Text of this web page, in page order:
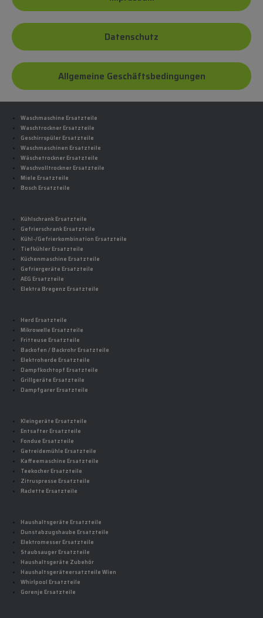
Datenschutz
Allgemeine Geschäftsbedingungen
Waschmaschine Ersatzteile
Waschtrockner Ersatzteile
Geschirrspüler Ersatzteile
Waschmaschinen Ersatzteile
Wäschetrockner Ersatzteile
Waschvolltrockner Ersatzteile
Miele Ersatzteile
Bosch Ersatzteile
Kühlschrank Ersatzteile
Gefrierschrank Ersatzteile
Kühl-/Gefrierkombination Ersatzteile
Tiefkühler Ersatzteile
Küchenmaschine Ersatzteile
Gefriergeräte Ersatzteile
AEG Ersatzteile
Elektra Bregenz Ersatzteile
Herd Ersatzteile
Mikrowelle Ersatzteile
Fritteuse Ersatzteile
Backofen / Backrohr Ersatzteile
Elektroherde Ersatzteile
Dampfkochtopf Ersatzteile
Grillgeräte Ersatzteile
Dampfgarer Ersatzteile
Kleingeräte Ersatzteile
Entsafter Ersatzteile
Fondue Ersatzteile
Getreidemühle Ersatzteile
Kaffeemaschine Ersatzteile
Teekocher Ersatzteile
Zitruspresse Ersatzteile
Raclette Ersatzteile
Haushaltsgeräte Ersatzteile
Dunstabzugshaube Ersatzteile
Elektromesser Ersatzteile
Staubsauger Ersatzteile
Haushaltsgeräte Zubehör
Haushaltsgeräteersatzteile Wien
Whirlpool Ersatzteile
Gorenje Ersatzteile